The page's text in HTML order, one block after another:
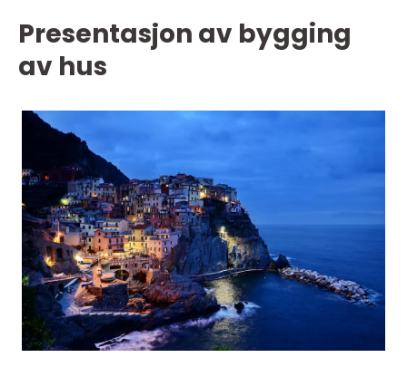
Presentasjon av bygging
av hus